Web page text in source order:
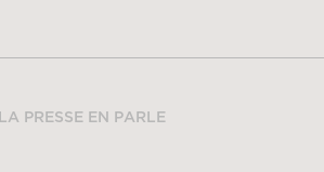
LA PRESSE EN PARLE